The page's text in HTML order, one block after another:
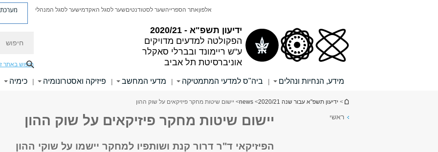
ידיעון תשפ"א - 2020/21
הפקולטה למדעים מדויקים
ע"ש ריימונד ובברלי סאקלר
אוניברסיטת תל אביב
אלפוןאתר הספרייהשער לסטודנטיםשער לסגל האקדמישער לסגל המנהלי מערכת
חיפוש באתר
מידע, הנחיות ונהלים | ביה"ס למדעי המתמטיקה | מדעי המחשב | פיזיקה ואסטרונומיה | כימיה
הינך נמצא כאן
> ידיעון תשפ"א עבור שנה 2020/21 >
news> יישום שיטות מחקר פיזיקאים על שוק ההון
ראשי יישום שיטות מחקר פיזיקאים על שוק ההון
הפיזיקאי ד"ר דרור קנת ושותפיו למחקר יישמו על שוקי ההון